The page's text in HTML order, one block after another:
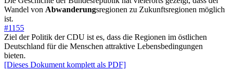
Wandel von Abwanderungsregionen zu Zukunftsregionen möglich
ist.
#1155
Ziel der Politik der CDU ist es, dass die Regionen im östlichen
Deutschland für die Menschen attraktive Lebensbedingungen
bieten.
[Dieses Dokument komplett als PDF]